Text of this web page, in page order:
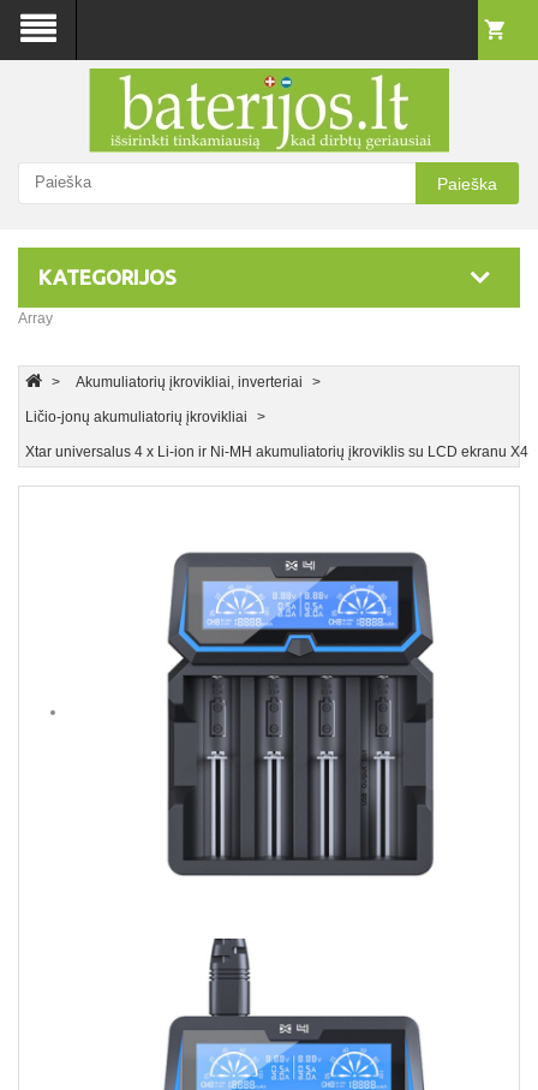
Paieška
KATEGORIJOS
Array
Akumuliatorių įkrovikliai, inverteriai
Ličio-jonų akumuliatorių įkrovikliai
Xtar universalus 4 x Li-ion ir Ni-MH akumuliatorių įkroviklis su LCD ekranu X4